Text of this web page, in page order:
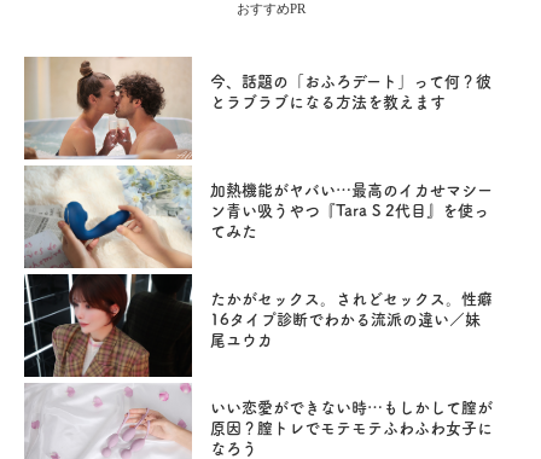
おすすめPR
今、話題の「おふろデート」って何？彼
とラブラブになる方法を教えます
加熱機能がヤバい…最高のイカせマシー
ン青い吸うやつ『Tara S 2代目』を使っ
てみた
たかがセックス。されどセックス。性癖
16タイプ診断でわかる流派の違い／妹
尾ユウカ
いい恋愛ができない時…もしかして膣が
原因？膣トレでモテモテふわふわ女子に
なろう